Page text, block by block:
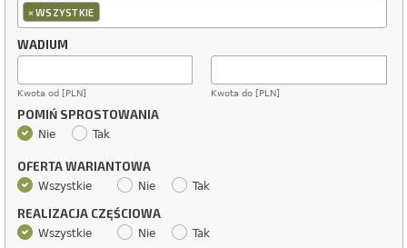
×WSZYSTKIE
WADIUM
Kwota od [PLN] Kwota do [PLN]
POMIŃ SPROSTOWANIA
Nie Tak
OFERTA WARIANTOWA
Wszystkie Nie Tak
REALIZACJA CZĘŚCIOWA
Wszystkie Nie Tak